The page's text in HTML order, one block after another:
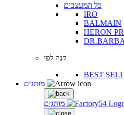
כל המעצבים
IRO
BALMAIN
HERON
קנה לפי
BEST
מותגים